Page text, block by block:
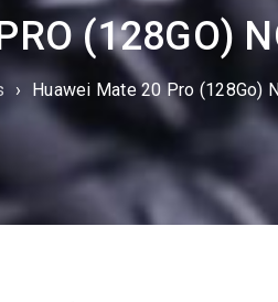
(128GO)
› Huawei Mate 20 Pro (128Go)